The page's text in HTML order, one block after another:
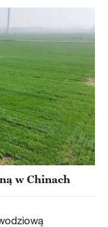
w Chinach